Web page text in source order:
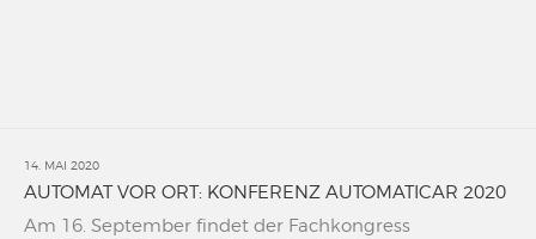
14. MAI 2020
AUTOMAT VOR ORT: KONFERENZ AUTOMATICAR 2020
Am 16. September findet der Fachkongress